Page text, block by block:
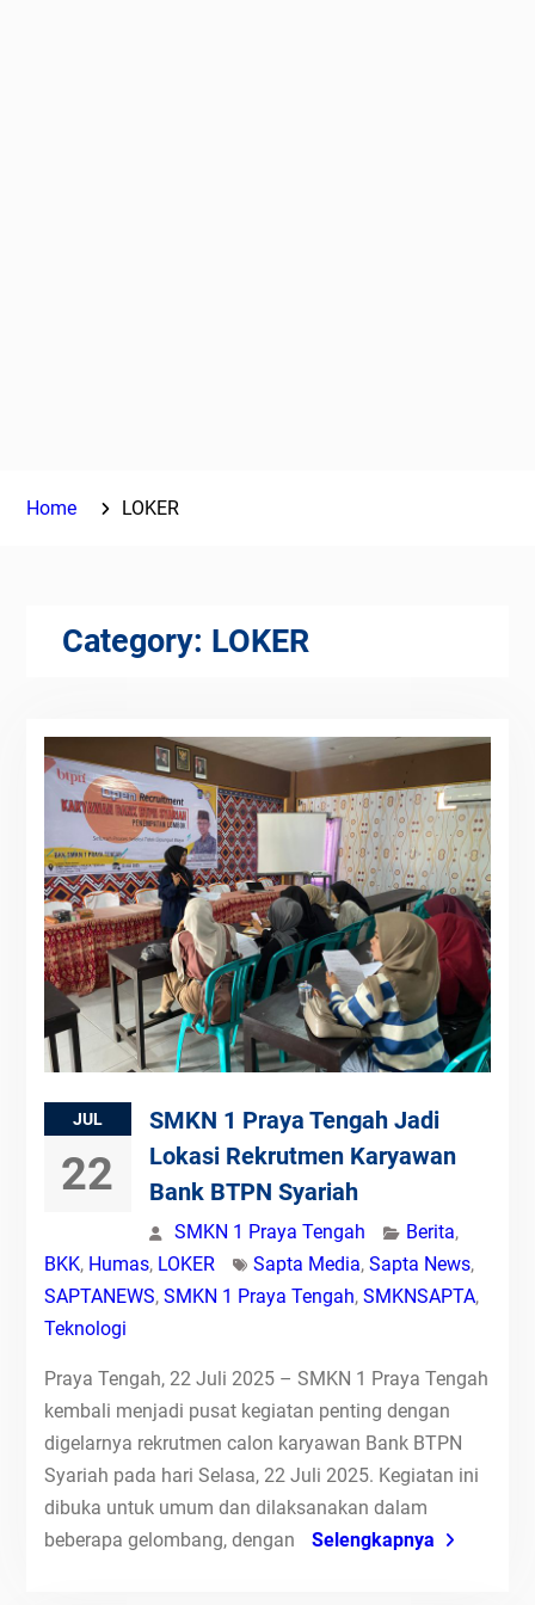
Home LOKER
Category: LOKER
JUL
22
SMKN 1 Praya Tengah Jadi
Lokasi Rekrutmen Karyawan
Bank BTPN Syariah
SMKN 1 Praya Tengah Berita,
BKK, Humas, LOKER Sapta Media, Sapta News,
SAPTANEWS, SMKN 1 Praya Tengah, SMKNSAPTA,
Teknologi
Praya Tengah, 22 Juli 2025 – SMKN 1 Praya Tengah
kembali menjadi pusat kegiatan penting dengan
digelarnya rekrutmen calon karyawan Bank BTPN
Syariah pada hari Selasa, 22 Juli 2025. Kegiatan ini
dibuka untuk umum dan dilaksanakan dalam
beberapa gelombang, dengan
Selengkapnya